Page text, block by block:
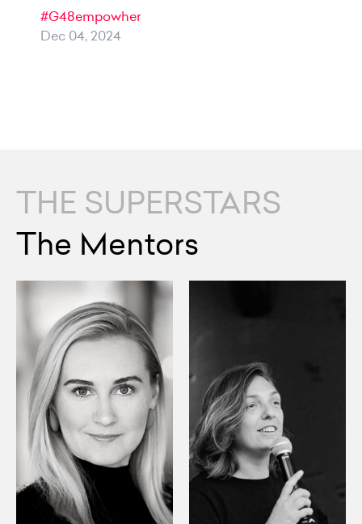
#G48empowher
Dec 04, 2024
THE SUPERSTARS
The Mentors